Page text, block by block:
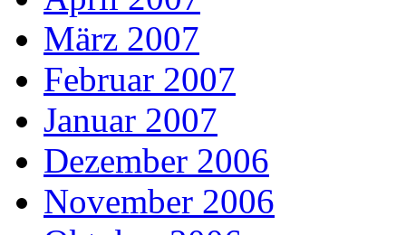
März 2007
Februar 2007
Januar 2007
Dezember 2006
November 2006